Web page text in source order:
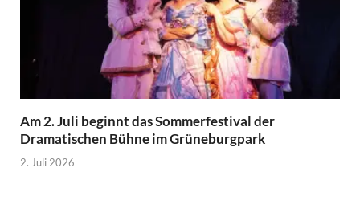
Am 2. Juli beginnt das Sommerfestival der
Dramatischen Bühne im Grüneburgpark
2. Juli 2026